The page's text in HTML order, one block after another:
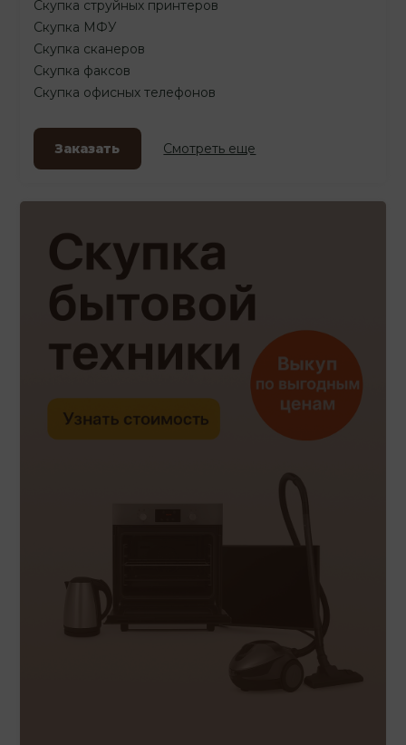
Скупка струйных принтеров
Скупка МФУ
Скупка сканеров
Скупка факсов
Скупка офисных телефонов
Заказать Смотреть еще